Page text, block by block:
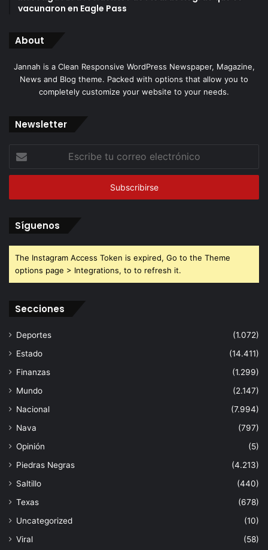
vacunaron en Eagle Pass
About
Jannah is a Clean Responsive WordPress Newspaper, Magazine,
News and Blog theme. Packed with options that allow you to
completely customize your website to your needs.
Newsletter
correo
Síguenos
The Instagram Access Token is expired, Go to the Theme
options page > Integrations, to to refresh it.
Secciones
Deportes
(1.072)
Estado
(14.411)
Finanzas
(1.299)
Mundo
(2.147)
Nacional
(7.994)
Nava
(797)
Opinión
(5)
Piedras Negras
(4.213)
Saltillo
(440)
Texas
(678)
Uncategorized
(10)
Viral
(58)